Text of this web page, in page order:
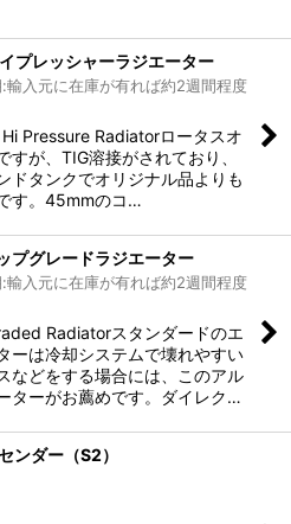
プレッシャーラジエーター
輸入元に在庫が有れば約2週間程度
Pressure Radiatorロータスオ
すが、TIG溶接がされており、
ドタンクでオリジナル品よりも
す。45mmのコ…
プグレードラジエーター
輸入元に在庫が有れば約2週間程度
Radiatorスタンダードのエ
ーは冷却システムで壊れやすい
などをする場合には、このアル
ターがお薦めです。ダイレク…
ンダー（S2）